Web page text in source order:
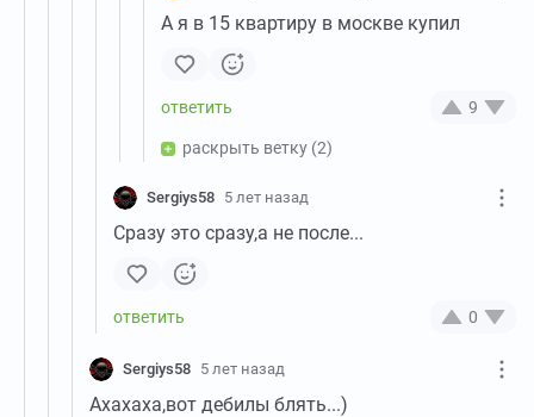
А я в 15 квартиру в москве купил
9
раскрыть ветку (2)
Sergiys58 5 лет назад
Сразу это сразу,а не после...
0
Sergiys58 5 лет назад
Ахахаха,вот дебилы блять...)